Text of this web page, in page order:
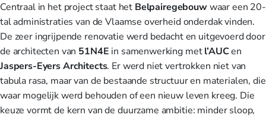
Centraal in het project staat het Belpairegebouwwaar een 20-
tal administraties van de Vlaamse overheid onderdak vinden.
De zeer ingrijpende renovatie werd bedacht en uitgevoerd door
de architecten van 51N4E in samenwerking metl’AUCen
Jaspers-Eyers Architects. Er werd niet vertrokken niet van
tabula rasa, maar van de bestaande structuur en materialen, die
waar mogelijk werd behouden of een nieuw leven kreeg. Die
keuze vormt de kern van de duurzame ambitie: minder sloop,